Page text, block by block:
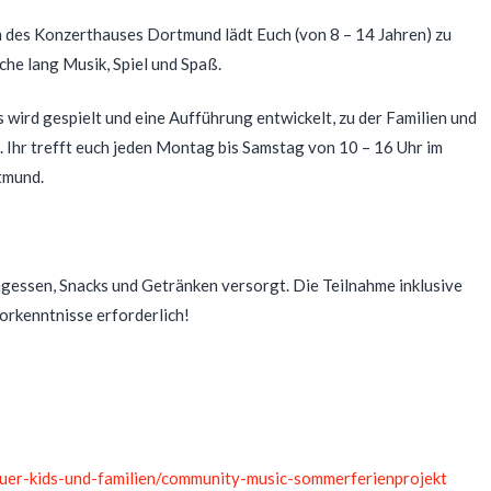
des Konzerthauses Dortmund lädt Euch (von 8 – 14Jahren) zu
lang Musik, Spiel und Spaß.
wird gespielt und eine Aufführung entwickelt, zu der Familien und
Ihr trefft euch jeden Montag bis Samstagvon 10 – 16 Uhrim
Snacks und Getränken versorgt. Die Teilnahme inklusive
erforderlich!
kids-und-familien/community-music-sommerferienprojekt